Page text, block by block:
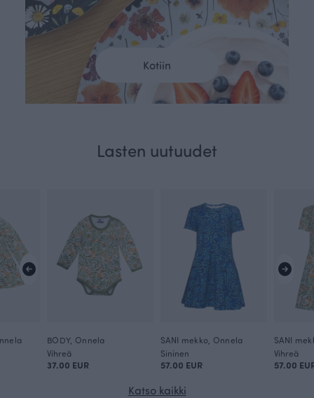
Kotiin
Lasten uutuudet
BODY, Onnela
Vihreä
37.00 EUR
SANI mekko, Onnela
Sininen
57.00 EUR
SANI
Vihreä
57.00
Katso kaikki